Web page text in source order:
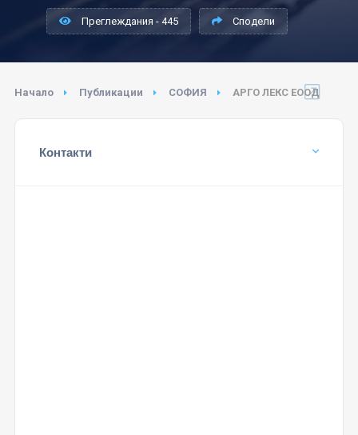
Преглеждания - 445 Сподели
Начало Публикации СОФИЯ АРГО ЛЕКС ЕООД
Контакти